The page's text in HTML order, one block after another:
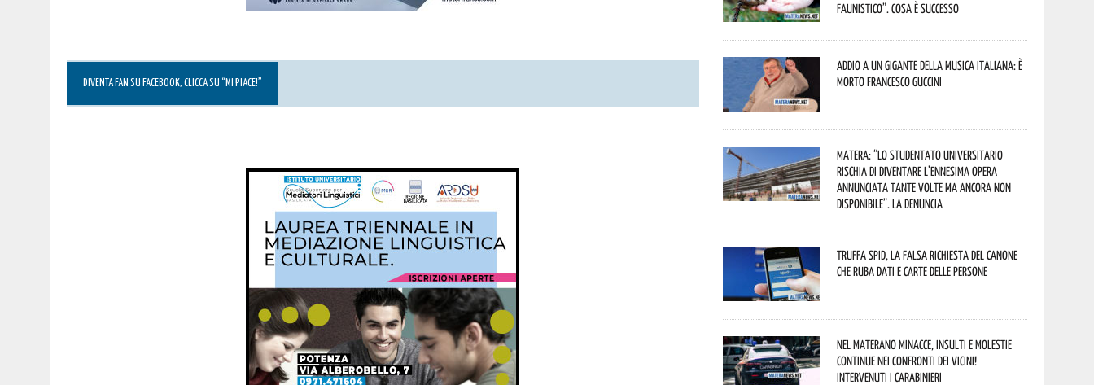
DIVENTA FAN SU FACEBOOK, CLICCA SU “MI PIACE!”
faunistico”. Cosa è successo
Addio a un gigante della musica italiana: è
morto Francesco Guccini
Matera: “Lo studentato universitario
rischia di diventare l’ennesima opera
annunciata tante volte ma ancora non
disponibile”. La denuncia
Truffa Spid, la falsa richiesta del canone
che ruba dati e carte delle persone
Nel materano minacce, insulti e molestie
continue nei confronti dei vicini!
Intervenuti i Carabinieri